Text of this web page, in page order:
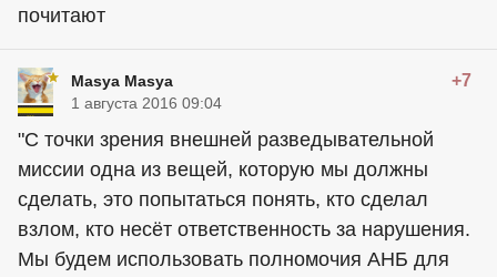
почитают
Masya Masya +7
1 августа 2016 09:04
"С точки зрения внешней разведывательной
миссии одна из вещей, которую мы должны
сделать, это попытаться понять, кто сделал
взлом, кто несёт ответственность за нарушения.
Мы будем использовать полномочия АНБ для